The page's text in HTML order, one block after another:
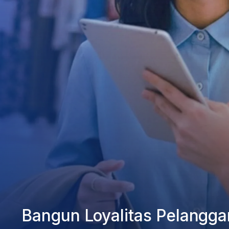
Bangun Loyalitas